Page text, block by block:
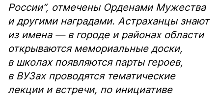
России“, отмечены Орденами Мужества
и другими наградами. Астраханцы знают
из имена — в городе и районах области
открываются мемориальные доски,
в школах появляются парты героев,
в ВУЗах проводятся тематические
лекции и встречи, по инициативе